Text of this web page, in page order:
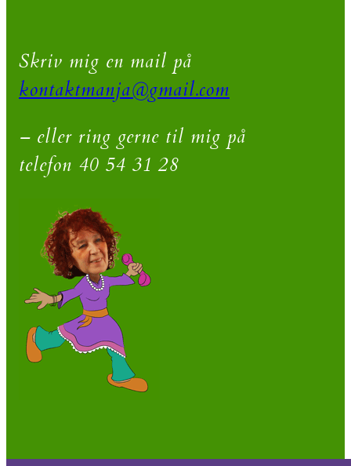
Skriv mig en mail på
kontaktmanja@gmail.com
– eller ring gerne til mig på
telefon 40 54 31 28